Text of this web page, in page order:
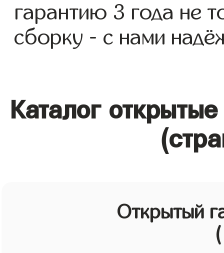
гарантию 3 года не
сборку - с нами
Каталог
Открытый